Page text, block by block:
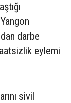
darbe
eylemi
sivil